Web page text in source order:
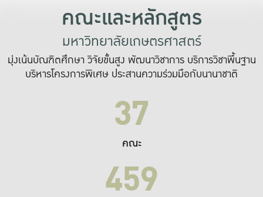
คณะและหลักสูตร
มหาวิทยาลัยเกษตรศาสตร์
มุ่งเน้นบัณฑิตศึกษา วิจัยขั้นสูง พัฒนาวิชาการ บริการวิชาพื้นฐาน
บริหารโครงการพิเศษ ประสานความร่วมมือกับนานาชาติ
37
คณะ
459